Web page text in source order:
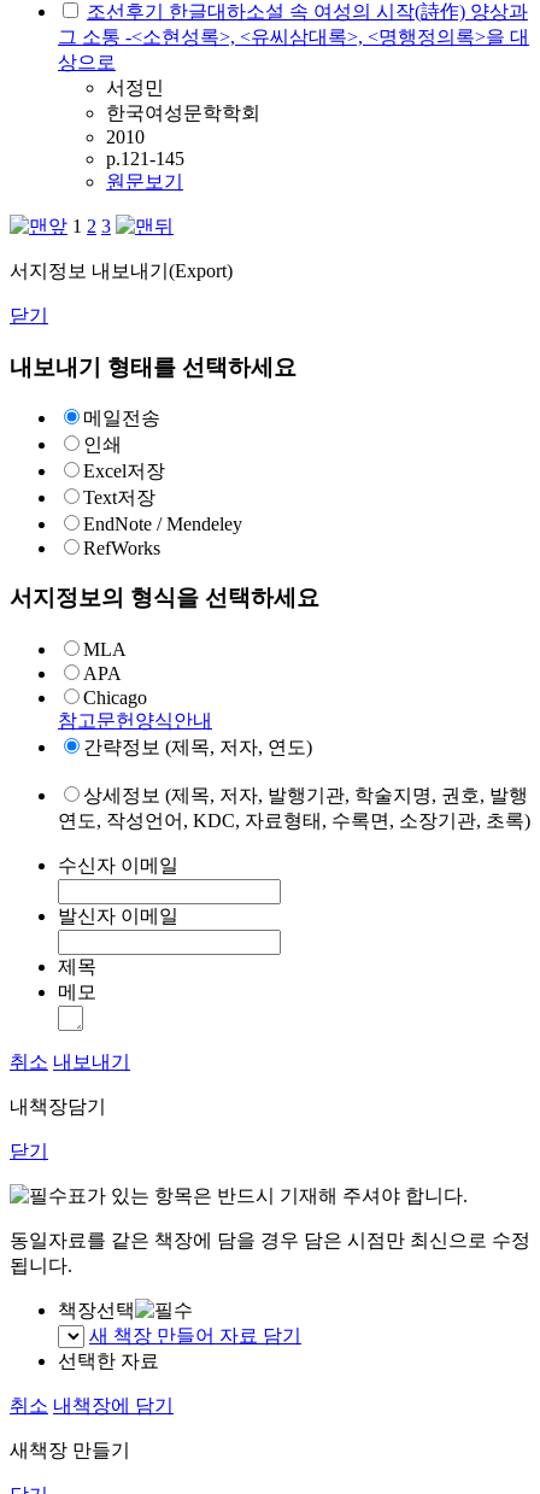
조선후기 한글대하소설 속 여성의 시작(詩作) 양상과
그 소통 -<소현성록>, <유씨삼대록>, <명행정의록>을 대
상으로
서정민
한국여성문학학회
2010
p.121-145
원문보기
1 2 3
서지정보 내보내기(Export)
닫기
내보내기 형태를 선택하세요
메일전송
인쇄
Excel저장
Text저장
EndNote / Mendeley
RefWorks
서지정보의 형식을 선택하세요
MLA
APA
Chicago
참고문헌양식안내
간략정보 (제목, 저자, 연도)
상세정보 (제목, 저자, 발행기관, 학술지명, 권호, 발행
연도, 작성언어, KDC, 자료형태, 수록면, 소장기관, 초록)
수신자 이메일
발신자 이메일
제목
메모
취소 내보내기
내책장담기
닫기
표가 있는 항목은 반드시 기재해 주셔야 합니다.
동일자료를 같은 책장에 담을 경우 담은 시점만 최신으로 수정
됩니다.
책장선택
새 책장 만들어 자료 담기
선택한 자료
취소 내책장에 담기
새책장 만들기